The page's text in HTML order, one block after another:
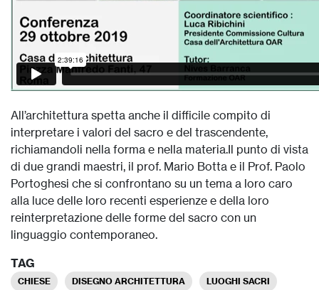
All’architettura spetta anche il difficile compito di
interpretare i valori del sacro e del trascendente,
richiamandoli nella forma e nella materia.Il punto di vista
di due grandi maestri, il prof. Mario Botta e il Prof. Paolo
Portoghesi che si confrontano su un tema a loro caro
alla luce delle loro recenti esperienze e della loro
reinterpretazione delle forme del sacro con un
linguaggio contemporaneo.
TAG
CHIESE DISEGNO ARCHITETTURA LUOGHI SACRI